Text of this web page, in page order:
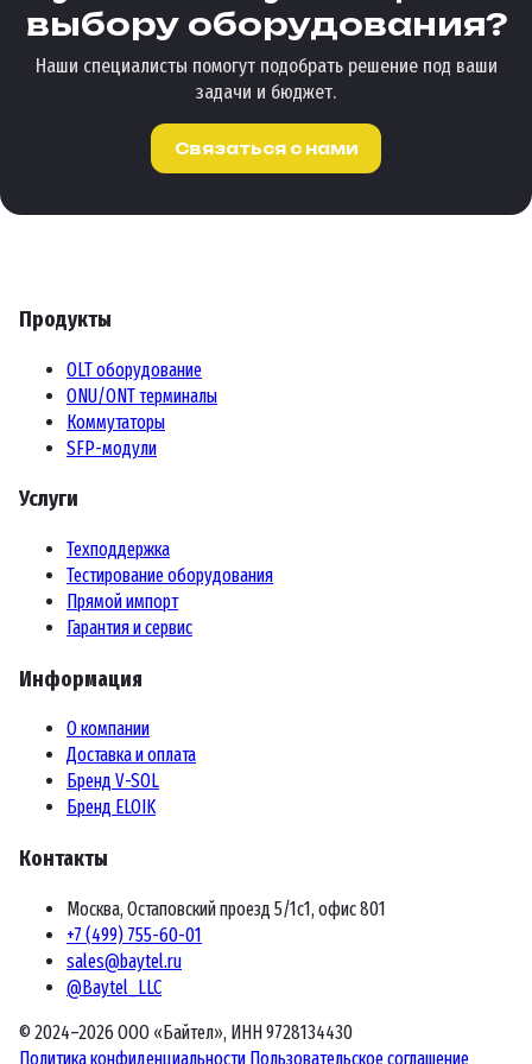
и 900 микронных оболочках, идеально подходит для
использования в сварочных аппаратах и соединителях.
Несмотря на доступную цену, ALK-66K обладает высоким
качеством и эффективностью, сравнимой с более
выбору оборудования?
Наши специалисты помогут подобрать решение под ваши
задачи и бюджет.
Связаться с нами
Продукты
OLT оборудование
ONU/ONT терминалы
Коммутаторы
SFP-модули
Услуги
Техподдержка
Тестирование оборудования
Прямой импорт
Гарантия и сервис
Информация
О компании
Доставка и оплата
Бренд V-SOL
Бренд ELOIK
Контакты
Москва, Остаповский проезд 5/1с1, офис 801
+7 (499) 755-60-01
sales@baytel.ru
@Baytel_LLC
© 2024–2026 ООО «Байтел», ИНН 9728134430
Политика конфиденциальности Пользовательское соглашение